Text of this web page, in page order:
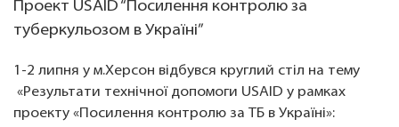
Проект USAID “Посилення контролю за
туберкульозом в Україні”
1-2 липня у м.Херсон відбувся круглий стіл на тему
«Результати технічної допомоги USAID у рамках
проекту «Посилення контролю за ТБ в Україні»: